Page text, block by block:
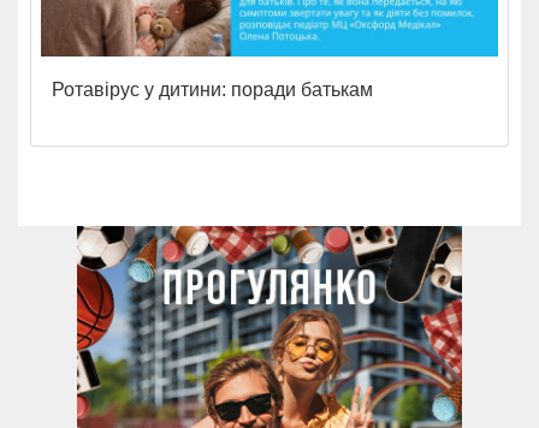
Ротавірус у дитини: поради батькам